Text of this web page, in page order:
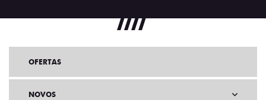
OFERTAS
NOVOS